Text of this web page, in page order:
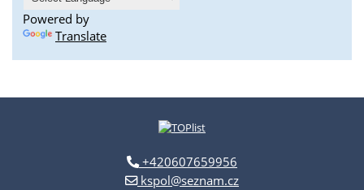
Powered by
Translate
+420607659956
kspol@seznam.cz